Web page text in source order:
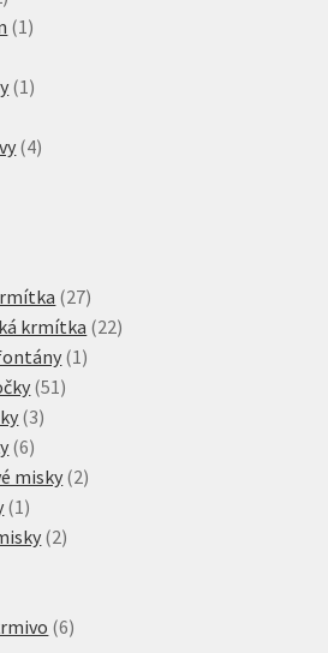
produkty
1 1
1 1
44
2727
produktů
krmítka 2222
1 1
51 51
33
66
produktů
misky 22
1 1
produkt
22
66